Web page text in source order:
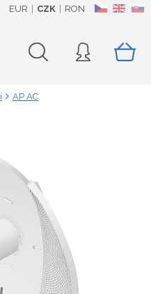
CZ EN SK
EUR CZK RON
AP AC